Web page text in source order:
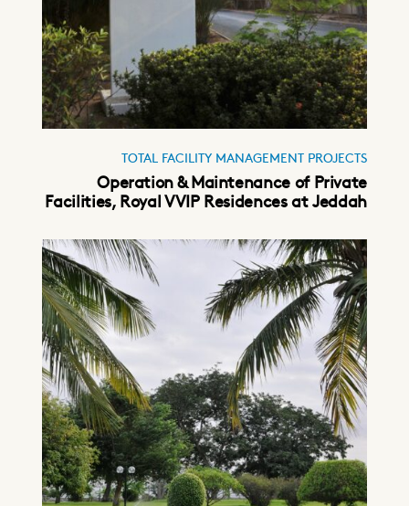
TOTAL FACILITY MANAGEMENT PROJECTS
Operation & Maintenance of Private
Facilities, Royal VVIP Residences at Jeddah